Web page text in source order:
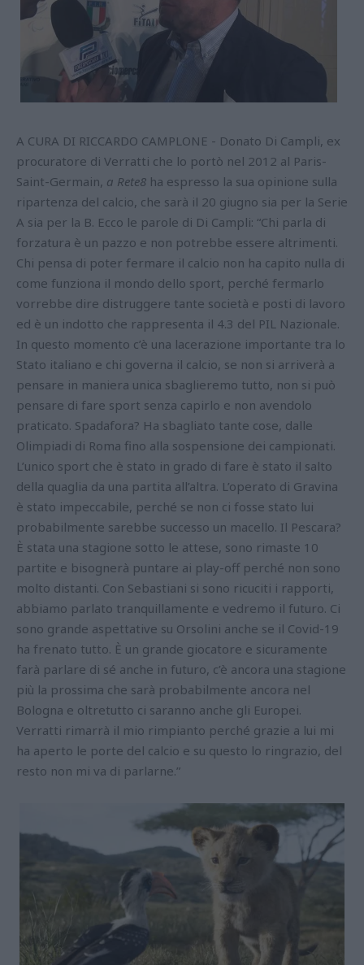
A CURA DI RICCARDO CAMPLONE - Donato Di Campli, ex
procuratore di Verratti che lo portò nel 2012 al Paris-
Saint-Germain, a Rete8 ha espresso la sua opinione sulla
ripartenza del calcio, che sarà il 20 giugno sia per la Serie
A sia per la B. Ecco le parole di Di Campli: “Chi parla di
forzatura è un pazzo e non potrebbe essere altrimenti.
Chi pensa di poter fermare il calcio non ha capito nulla di
come funziona il mondo dello sport, perché fermarlo
vorrebbe dire distruggere tante società e posti di lavoro
ed è un indotto che rappresenta il 4.3 del PIL Nazionale.
In questo momento c’è una lacerazione importante tra lo
Stato italiano e chi governa il calcio, se non si arriverà a
pensare in maniera unica sbaglieremo tutto, non si può
pensare di fare sport senza capirlo e non avendolo
praticato. Spadafora? Ha sbagliato tante cose, dalle
Olimpiadi di Roma fino alla sospensione dei campionati.
L’unico sport che è stato in grado di fare è stato il salto
della quaglia da una partita all’altra. L’operato di Gravina
è stato impeccabile, perché se non ci fosse stato lui
probabilmente sarebbe successo un macello. Il Pescara?
È stata una stagione sotto le attese, sono rimaste 10
partite e bisognerà puntare ai play-off perché non sono
molto distanti. Con Sebastiani si sono ricuciti i rapporti,
abbiamo parlato tranquillamente e vedremo il futuro. Ci
sono grande aspettative su Orsolini anche se il Covid-19
ha frenato tutto. È un grande giocatore e sicuramente
farà parlare di sé anche in futuro, c’è ancora una stagione
più la prossima che sarà probabilmente ancora nel
Bologna e oltretutto ci saranno anche gli Europei.
Verratti rimarrà il mio rimpianto perché grazie a lui mi
ha aperto le porte del calcio e su questo lo ringrazio, del
resto non mi va di parlarne.”